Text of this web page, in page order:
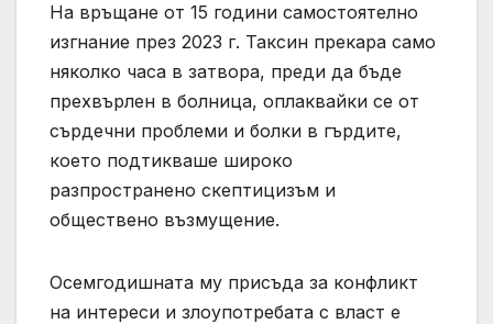
На връщане от 15 години самостоятелно
изгнание през 2023 г. Таксин прекара само
няколко часа в затвора, преди да бъде
прехвърлен в болница, оплаквайки се от
сърдечни проблеми и болки в гърдите,
което подтикваше широко
разпространено скептицизъм и
обществено възмущение.
Осемгодишната му присъда за конфликт
на интереси и злоупотребата с власт е